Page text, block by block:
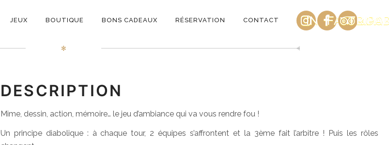
JEUX BOUTIQUE BONS CADEAUX RÉSERVATION CONTACT INSTAGRAM
Defifoo
✻
DESCRIPTION
Mime, dessin, action, mémoire… le jeu d’ambiance qui va vous rendre fou !
Un principe diabolique : à chaque tour, 2 équipes s’affrontent et la 3ème fait l’arbitre ! Puis les rôles